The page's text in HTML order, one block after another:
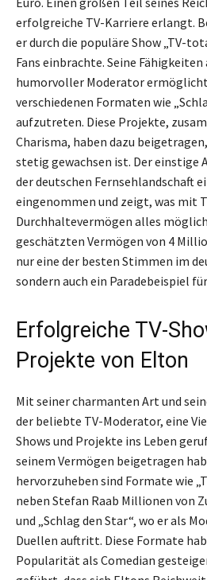
erfolgreiche TV-Karriere erlangt.
er durch die populäre Show „TV-
Fans einbrachte. Seine
humorvoller Moderator
verschiedenen Formaten wie
aufzutreten. Diese Projekte,
Charisma, haben dazu
stetig gewachsen ist. Der einstige
der deutschen Fernsehlandschaft
eingenommen und zeigt, was mit
Durchhaltevermögen alles
geschätzten Vermögen von 4
nur eine der besten Stimmen im
sondern auch ein Paradebeispiel
Erfolgreiche TV-
Projekte von Elton
Mit seiner charmanten Art und
der beliebte TV-Moderator, eine
Shows und Projekte ins Leben
seinem Vermögen beigetragen
hervorzuheben sind Formate wie
neben Stefan Raab Millionen von
und „Schlag den Star“, wo er als
Duellen auftritt. Diese Formate
Popularität als Comedian